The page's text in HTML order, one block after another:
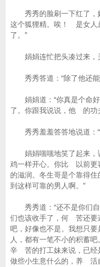
秀秀的脸刷一下红了，
这个狐狸精。唉！ 是女人
了。”
娟娟连忙把头凑过来，
秀秀答道：“除了他还能
娟娟道：“你真是个命好
了。你跟我说说，他 的功
秀秀羞羞答答地说道：“
娟娟嗤嗤地笑了起来，
鸡一样开心。你比 以前更
的滋润。冬生哥是个靠得
到这样可靠的男人啊。”
秀秀道：“还不是你们自
们也该收手了，何 苦还要
吧，好像也不是。我想只
人，都有一笔不小的积蓄
辛 苦的打工妹来说，已经
做些小生意什么的，养 活